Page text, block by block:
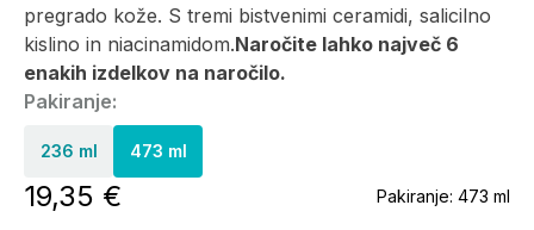
pregrado kože. S tremi bistvenimi ceramidi, salicilno
kislino in niacinamidom.Naročite lahko največ 6
enakih izdelkov na naročilo.
Pakiranje:
236 ml 473 ml
19,35 € Pakiranje: 473 ml